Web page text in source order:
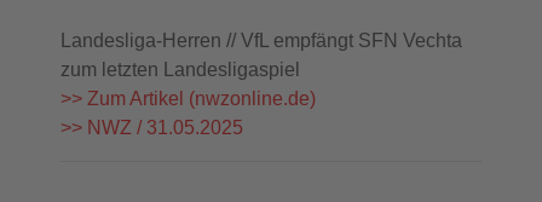
Landesliga-Herren // VfL empfängt SFN Vechta
zum letzten Landesligaspiel
>> Zum Artikel (nwzonline.de)
>> NWZ / 31.05.2025